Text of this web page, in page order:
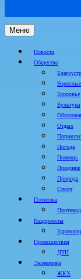
Меню
Новости
Общество
Здоровье
Культура
Отдых
Погода
Помощь
Праздник
Природа
Спорт
Политика
Нацпроекты
Происшествия
ДТП
Экономика
ЖКХ